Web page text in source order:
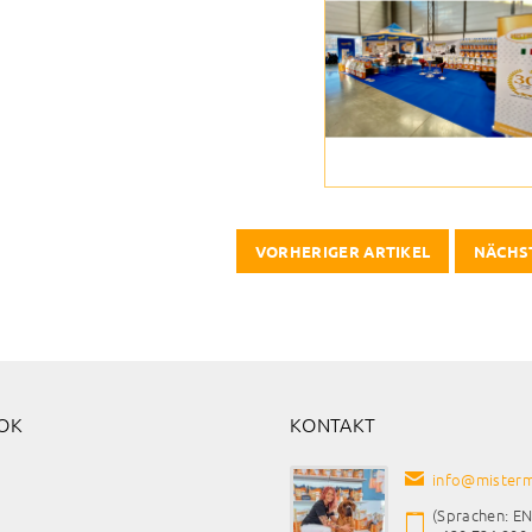
VORHERIGER ARTIKEL
KONTAKT
info@
(Sprachen: